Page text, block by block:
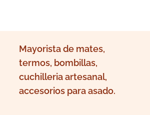
Mayorista de mates,
termos, bombillas,
cuchilleria artesanal,
accesorios para asado.